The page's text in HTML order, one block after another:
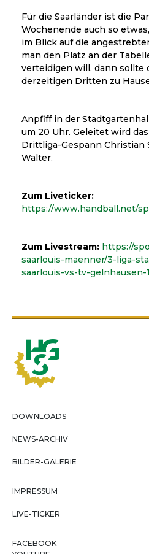
Für die Saarländer ist die
Wochenende auch so
im Blick auf die
man den Platz an der
verteidigen will, dann sollte
derzeitigen Dritten zu
Anpfiff in der
um 20 Uhr. Geleitet wird
Drittliga-Gespann Christian
Walter.
Zum Liveticker:
https://www.handball.net/
Zum Livestream: https://
saarlouis-maenner/3-liga-
saarlouis-vs-tv-gelnhausen-
DOWNLOADS
NEWS-ARCHIV
BILDER-GALERIE
IMPRESSUM
LIVE-TICKER
FACEBOOK